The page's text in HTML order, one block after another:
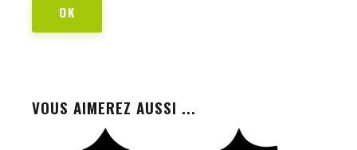
OK
VOUS AIMEREZ AUSSI ...